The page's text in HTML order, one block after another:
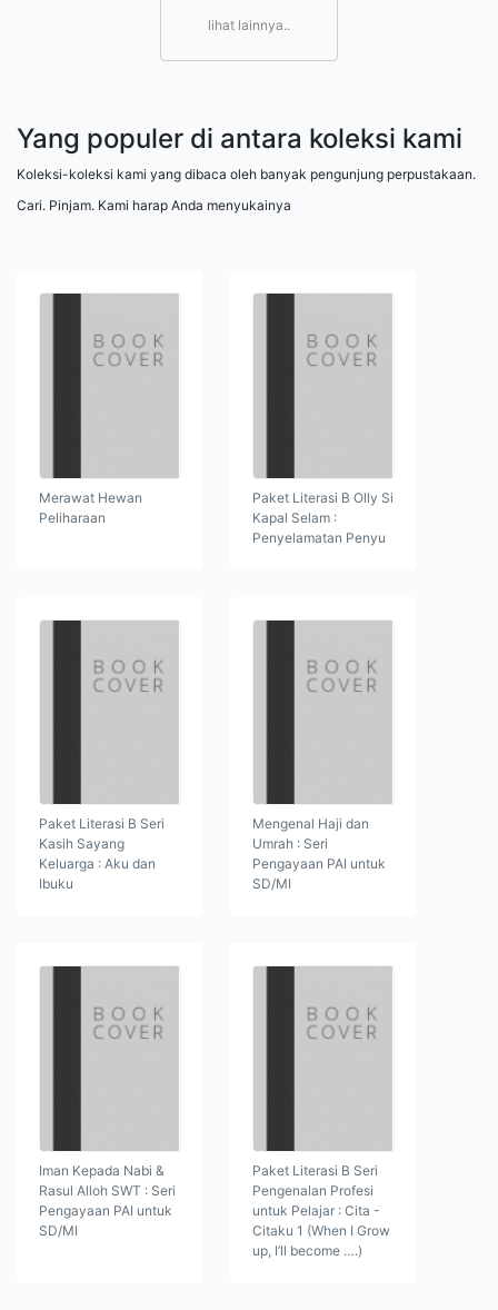
lihat lainnya..
Yang populer di antara koleksi kami
Koleksi-koleksi kami yang dibaca oleh banyak pengunjung perpustakaan.
Cari. Pinjam. Kami harap Anda menyukainya
Merawat Hewan
Peliharaan
Paket Literasi B Olly Si
Kapal Selam :
Penyelamatan Penyu
Paket Literasi B Seri
Kasih Sayang
Keluarga : Aku dan
Ibuku
Mengenal Haji dan
Umrah : Seri
Pengayaan PAI untuk
SD/MI
Iman Kepada Nabi &
Rasul Alloh SWT : Seri
Pengayaan PAI untuk
SD/MI
Paket Literasi B Seri
Pengenalan Profesi
untuk Pelajar : Cita -
Citaku 1 (When I Grow
up, I’ll become ….)